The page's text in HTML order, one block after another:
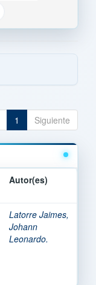
1 Siguiente
Autor(es)
Latorre Jaimes,
Johann
Leonardo.